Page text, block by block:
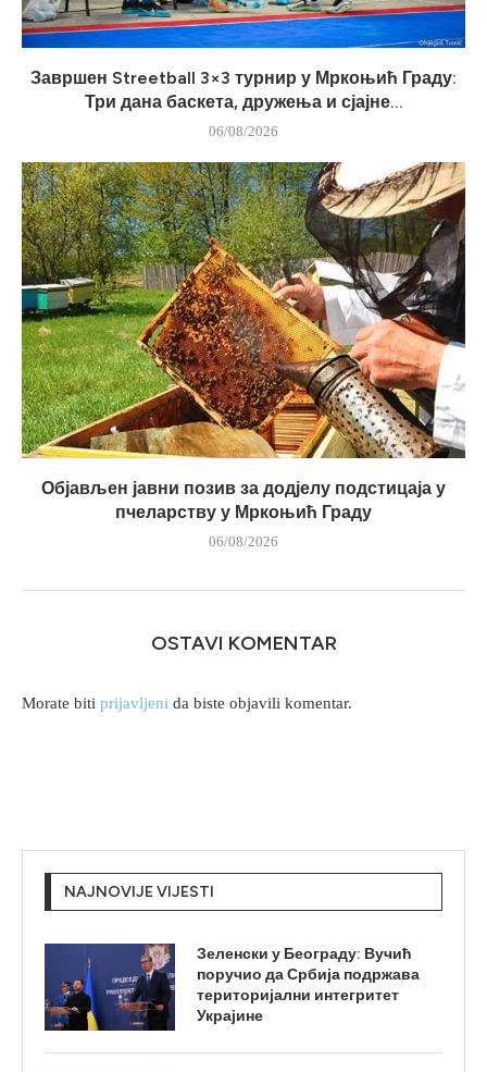
Завршен Streetball 3×3 турнир у Мркоњић Граду:
Три дана баскета, дружења и сјајне...
06/08/2026
Објављен јавни позив за додјелу подстицаја у
пчеларству у Мркоњић Граду
06/08/2026
OSTAVI KOMENTAR
Morate biti prijavljeni da biste objavili komentar.
NAJNOVIJE VIJESTI
Зеленски у Београду: Вучић
поручио да Србија подржава
територијални интегритет
Украјине